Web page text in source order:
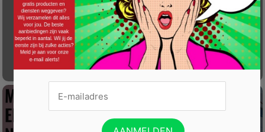
Gratis Princess elektrische kachel t.w.v. €
100